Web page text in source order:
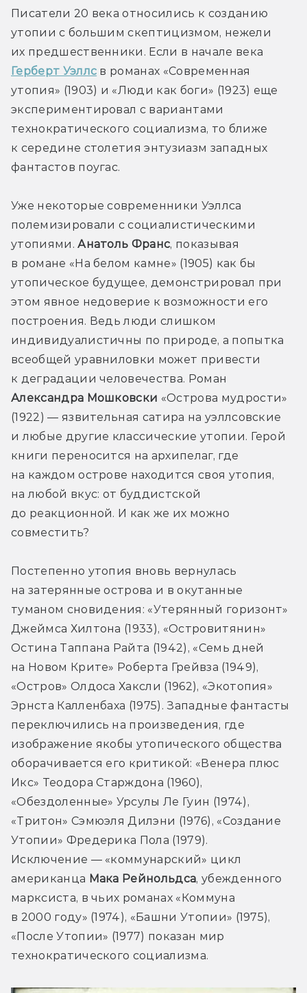
Писатели 20 века относились к созданию
утопии с большим скептицизмом, нежели
Герберт Уэллс в романах «Современная
утопия» (1903) и «Люди как боги» (1923) еще
экспериментировал с вариантами
технократического социализма, то ближе
к середине столетия энтузиазм западных
фантастов поугас.
Уже некоторые современники Уэллса
полемизировали с социалистическими
утопиями. Анатоль Франс, показывая
в романе «На белом камне» (1905) как бы
утопическое будущее, демонстрировал при
этом явное недоверие к возможности его
построения. Ведь люди слишком
индивидуалистичны по природе, а попытка
всеобщей уравниловки может привести
Александра Мошковски «Острова мудрости»
(1922) — язвительная сатира на уэллсовские
и любые другие классические утопии. Герой
книги переносится на архипелаг, где
на каждом острове находится своя утопия,
на любой вкус: от буддистской
до реакционной. И как же их можно
совместить?
Постепенно утопия вновь вернулась
на затерянные острова и в окутанные
туманом сновидения: «Утерянный горизонт»
Джеймса Хилтона (1933), «Островитянин»
Остина Таппана Райта (1942), «Семь дней
на Новом Крите» Роберта Грейвза (1949),
«Остров» Олдоса Хаксли (1962), «Экотопия»
Эрнста Калленбаха (1975). Западные фантасты
переключились на произведения, где
изображение якобы утопического общества
оборачивается его критикой: «Венера плюс
Икс» Теодора Старждона (1960),
«Обездоленные» Урсулы Ле Гуин (1974),
«Тритон» Сэмюэля Дилэни (1976), «Создание
Утопии» Фредерика Пола (1979).
Исключение — «коммунарский» цикл
американца Мака Рейнольдса, убежденного
марксиста, в чьих романах «Коммуна
в 2000 году» (1974), «Башни Утопии» (1975),
«После Утопии» (1977) показан мир
технократического социализма.